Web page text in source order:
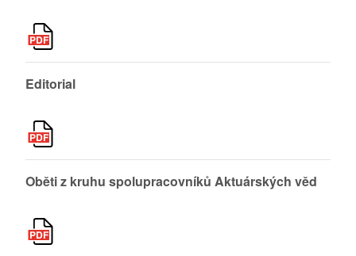
Editorial
Oběti z kruhu spolupracovníků Aktuárských věd